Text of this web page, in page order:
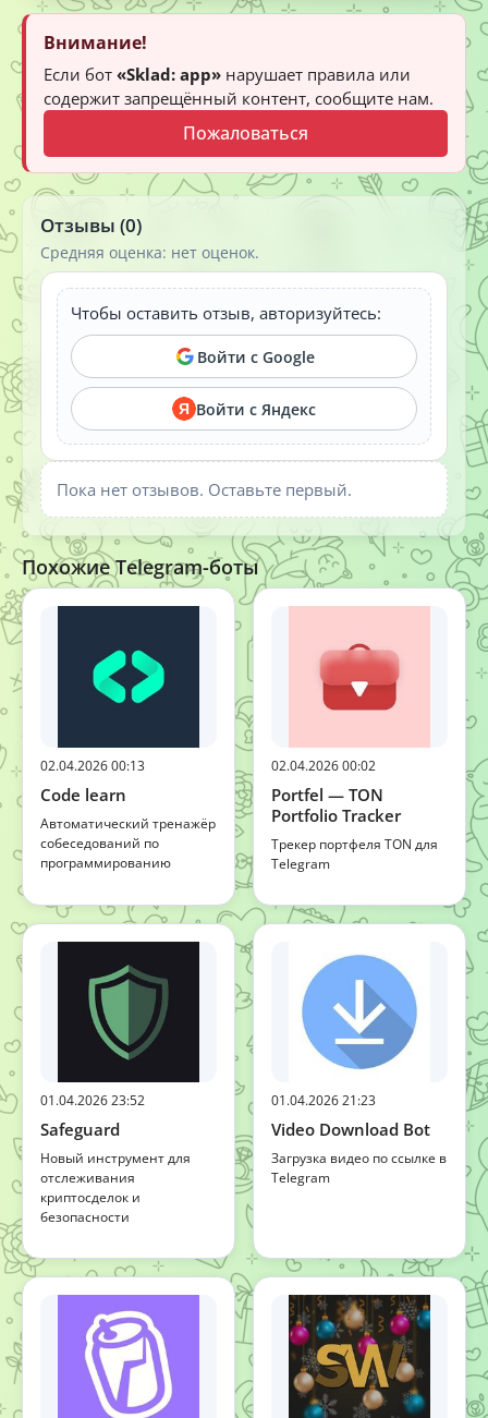
Внимание!
Если бот «Sklad: app» нарушает правила или
содержит запрещённый контент, сообщите нам.
Пожаловаться
Отзывы (0)
Средняя оценка: нет оценок.
Чтобы оставить отзыв, авторизуйтесь:
Войти с Google
Я Войти с Яндекс
Пока нет отзывов. Оставьте первый.
Похожие Telegram-боты
02.04.2026 00:13
Code learn
Автоматический тренажёр
собеседований по
программированию
02.04.2026 00:02
Portfel — TON
Portfolio Tracker
Трекер портфеля TON для
Telegram
01.04.2026 23:52
Safeguard
Новый инструмент для
отслеживания
криптосделок и
безопасности
01.04.2026 21:23
Video Download Bot
Загрузка видео по ссылке в
Telegram